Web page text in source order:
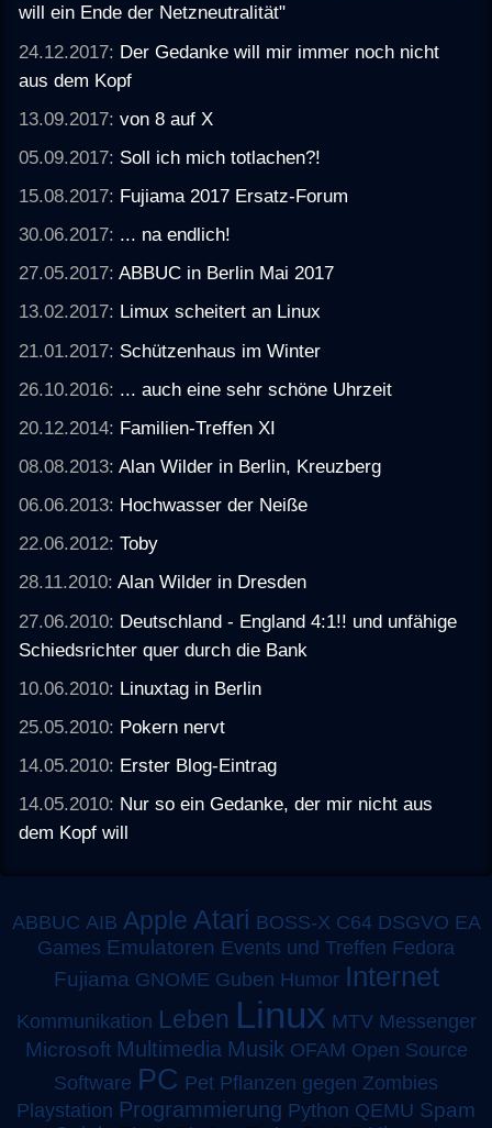
will ein Ende der Netzneutralität"
24.12.2017: Der Gedanke will mir immer noch nicht
aus dem Kopf
13.09.2017:von 8 auf X
05.09.2017: Soll ich mich totlachen?!
15.08.2017: Fujiama 2017 Ersatz-Forum
30.06.2017: ... na endlich!
27.05.2017:ABBUC in Berlin Mai 2017
13.02.2017: Limux scheitert an Linux
21.01.2017: Schützenhaus im Winter
26.10.2016: ... auch eine sehr schöne Uhrzeit
20.12.2014: Familien-Treffen XI
08.08.2013:Alan Wilder in Berlin, Kreuzberg
06.06.2013: Hochwasser der Neiße
22.06.2012:Toby
28.11.2010:Alan Wilder in Dresden
27.06.2010: Deutschland - England 4:1!! und unfähige
Schiedsrichter quer durch die Bank
10.06.2010: Linuxtag in Berlin
25.05.2010: Pokern nervt
14.05.2010: Erster Blog-Eintrag
14.05.2010: Nur so ein Gedanke, der mir nicht aus
dem Kopf will
ABBUC AIB Apple Atari BOSS-X C64 DSGVO EA
Games Emulatoren Events und Treffen Fedora
Fujiama GNOME Guben Humor Internet
Kommunikation Leben Linux MTV Messenger
Microsoft Multimedia Musik OFAM Open Source
Software PC Pet Pflanzen gegen Zombies
Playstation Programmierung Python QEMU Spam